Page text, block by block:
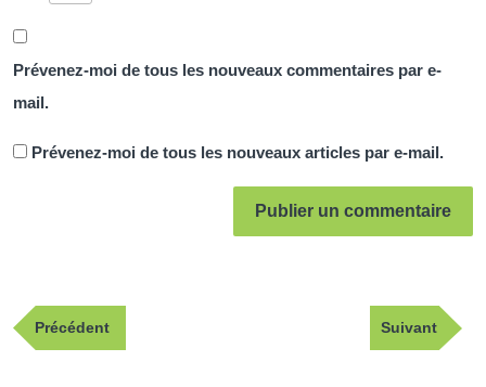
Prévenez-moi de tous les nouveaux commentaires par e-
mail.
Prévenez-moi de tous les nouveaux articles par e-mail.
Navigation
dePublication
précédente
Précédent
Article
suivant
Suivant